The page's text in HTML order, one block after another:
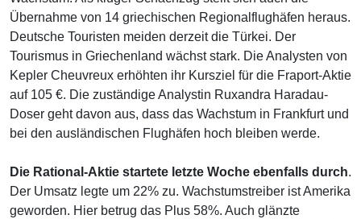
Übernahme von 14 griechischen Regionalflughäfen heraus.
Deutsche Touristen meiden derzeit die Türkei. Der
Tourismus in Griechenland wächst stark. Die Analysten von
Kepler Cheuvreux erhöhten ihr Kursziel für die Fraport-Aktie
auf 105 €. Die zuständige Analystin Ruxandra Haradau-
Doser geht davon aus, dass das Wachstum in Frankfurt und
bei den ausländischen Flughäfen hoch bleiben werde.
Die Rational-Aktie startete letzte Woche ebenfalls durch.
Der Umsatz legte um 22% zu. Wachstumstreiber ist Amerika
geworden. Hier betrug das Plus 58%. Auch glänzte